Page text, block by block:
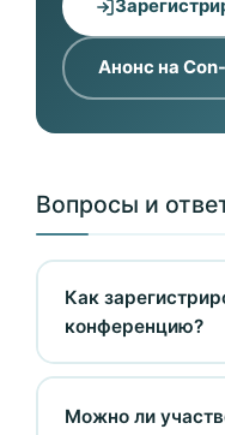
Анонс на
Вопросы и
Как
конференцию?
Можно ли